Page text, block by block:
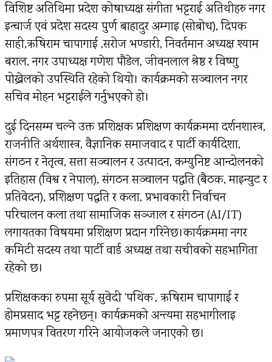
विशिष्ट अतिथिमा प्रदेश कोषाध्यक्ष संगीता भट्टराई अतिथीहरु नगर
इन्चार्ज एवं प्रदेश सदस्य पुर्ण बाहादुर अम्गाइ (सोबोध), दिपक
साही,ऋषिराम चापागाई ,सरोज भण्डारी, निवर्तमान अध्यक्ष श्याम
बराल, नगर उपाध्यक्ष गणेश पौडेल, जीवनलाल श्रेष्ठ र विष्णु
पोख्रेलको उपस्थिति रहेको थियो। कार्यक्रमको सञ्चालन नगर
सचिव मोहन भट्टराईले गर्नुभएको हो।
दुई दिनसम्म चल्ने उक्त प्रशिक्षक प्रशिक्षण कार्यक्रममा दर्शनशास्त्र,
राजनीति अर्थशास्त्र, वैज्ञानिक समाजवाद र पार्टी कार्यदिशा,
संगठन र नेतृत्व, सत्ता सञ्चालन र उत्पादन, कम्युनिष्ट आन्दोलनको
इतिहास (विश्व र नेपाल), संगठन सञ्चालन पद्धति (बैठक, माइन्युट र
प्रतिवेदन), प्रशिक्षण पद्धति र कला, प्रभावकारी निर्वाचन
परिचालन कला तथा सामाजिक सञ्जाल र संगठन (AI/IT)
लगायतका विषयमा प्रशिक्षण प्रदान गरिनेछ।कार्यक्रममा नगर
कमिटी सदस्य तथा पार्टी वार्ड अध्यक्ष तथा सचीवको सहभागिता
रहेको छ।
प्रशिक्षकका रुपमा सूर्य सुवेदी ‘पथिक’, ऋषिराम चापागाई र
होमप्रसाद भट्ट रहनेछन्। कार्यक्रमको अन्त्यमा सहभागीलाइ
प्रमाणपत्र वितरण गरिने आयोजकले जनाएको छ।